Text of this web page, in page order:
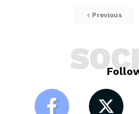
Previous